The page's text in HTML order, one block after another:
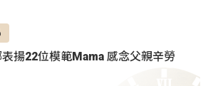
揚22位模範Mama 感念父親辛勞